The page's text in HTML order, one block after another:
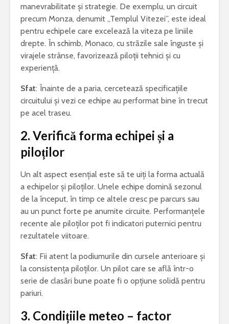
manevrabilitate și strategie. De exemplu, un circuit
precum Monza, denumit „Templul Vitezei”, este ideal
pentru echipele care excelează la viteza pe liniile
drepte. În schimb, Monaco, cu străzile sale înguste și
virajele strânse, favorizează piloții tehnici și cu
experiență.
Sfat: Înainte de a paria, cercetează specificațiile
circuitului și vezi ce echipe au performat bine în trecut
pe acel traseu.
2. Verifică forma echipei și a
piloților
Un alt aspect esențial este să te uiți la forma actuală
a echipelor și piloților. Unele echipe domină sezonul
de la început, în timp ce altele cresc pe parcurs sau
au un punct forte pe anumite circuite. Performanțele
recente ale piloților pot fi indicatori puternici pentru
rezultatele viitoare.
Sfat: Fii atent la podiumurile din cursele anterioare și
la consistența piloților. Un pilot care se află într-o
serie de clasări bune poate fi o opțiune solidă pentru
pariuri.
3. Condițiile meteo – factor